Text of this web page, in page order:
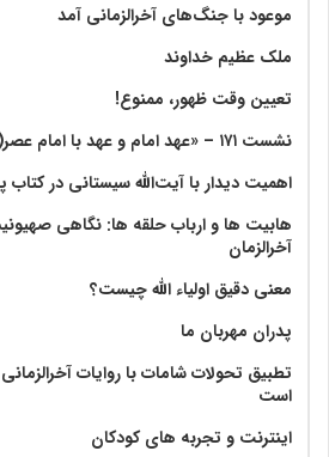
موعود با جنگ‌های آخرالزمانی آمد
ملک عظیم خداوند
تعیین وقت ظهور، ممنوع!
نشست ۱۷۱ – «عهد امام و عهد با امام عصر(عج)»
اهمیت دیدار با آیت‌الله سیستانی در کتاب
هابیت ها و ارباب حلقه ها: نگاهی
آخرالزمان
معنی دقیق اولیاء الله چیست؟
پدران مهربان ما
تطبیق تحولات شامات با روایات
است
اینترنت و تجربه های کودکان